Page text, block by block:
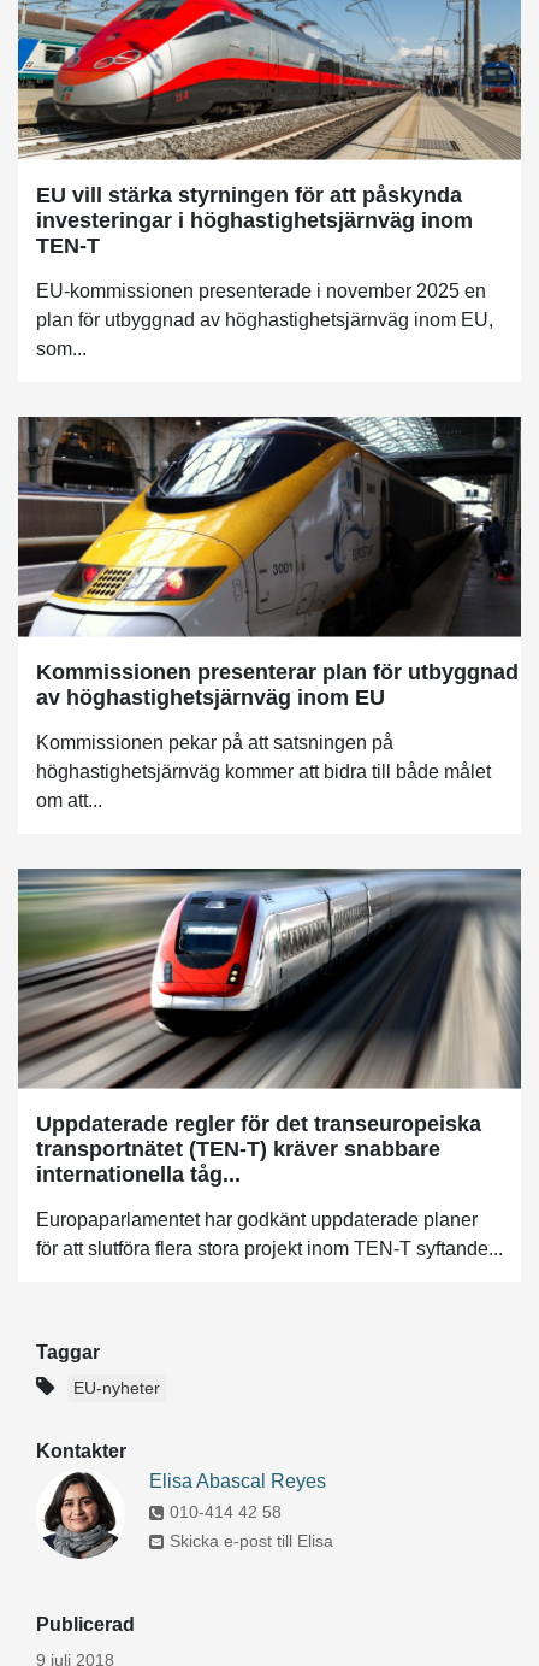
EU vill stärka styrningen för att påskynda
investeringar i höghastighetsjärnväg inom
TEN-T
EU-kommissionen presenterade i november 2025 en
plan för utbyggnad av höghastighetsjärnväg inom EU,
som...
Kommissionen presenterar plan för utbyggnad
av höghastighetsjärnväg inom EU
Kommissionen pekar på att satsningen på
höghastighetsjärnväg kommer att bidra till både målet
om att...
Uppdaterade regler för det transeuropeiska
transportnätet (TEN-T) kräver snabbare
internationella tåg...
Europaparlamentet har godkänt uppdaterade planer
för att slutföra flera stora projekt inom TEN-T syftande...
Taggar
EU-nyheter
Kontakter
Elisa Abascal Reyes
010-414 42 58
Skicka e-post till Elisa
Publicerad
9 juli 2018